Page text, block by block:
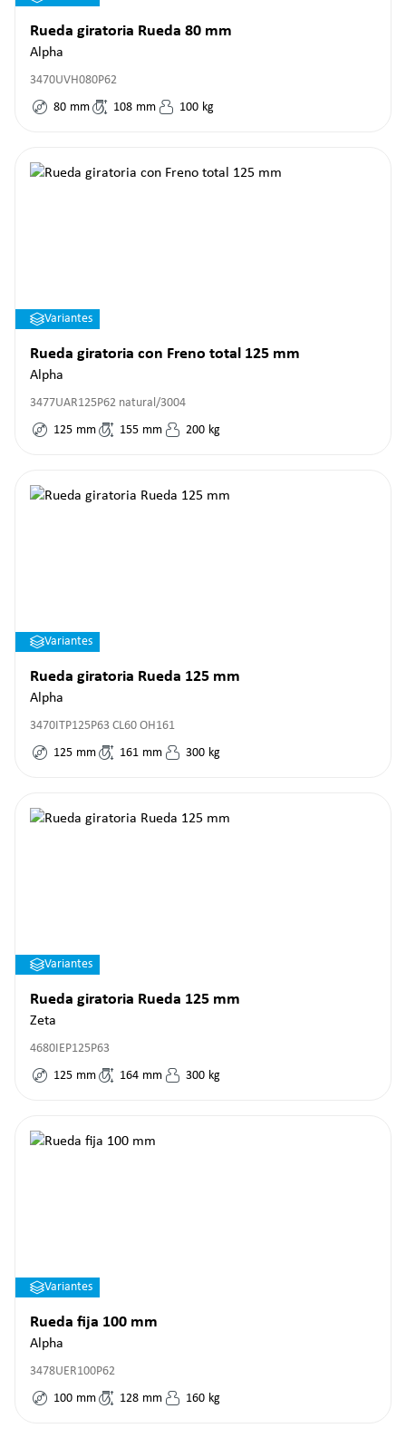
Rueda giratoria Rueda 80 mm
Alpha
3470UVH080P62
80 mm 108 mm 100 kg
Variantes
Rueda giratoria con Freno total 125 mm
Alpha
3477UAR125P62 natural/3004
125 mm 155 mm 200 kg
Variantes
Rueda giratoria Rueda 125 mm
Alpha
3470ITP125P63 CL60 OH161
125 mm 161 mm 300 kg
Variantes
Rueda giratoria Rueda 125 mm
Zeta
4680IEP125P63
125 mm 164 mm 300 kg
Variantes
Rueda fija 100 mm
Alpha
3478UER100P62
100 mm 128 mm 160 kg